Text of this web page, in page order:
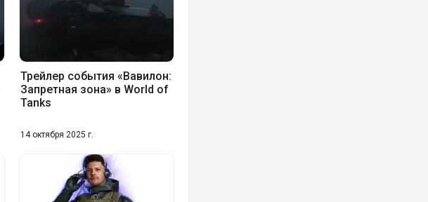
Трейлер события «Вавилон:
Запретная зона» в World of
Tanks
14 октября 2025 г.